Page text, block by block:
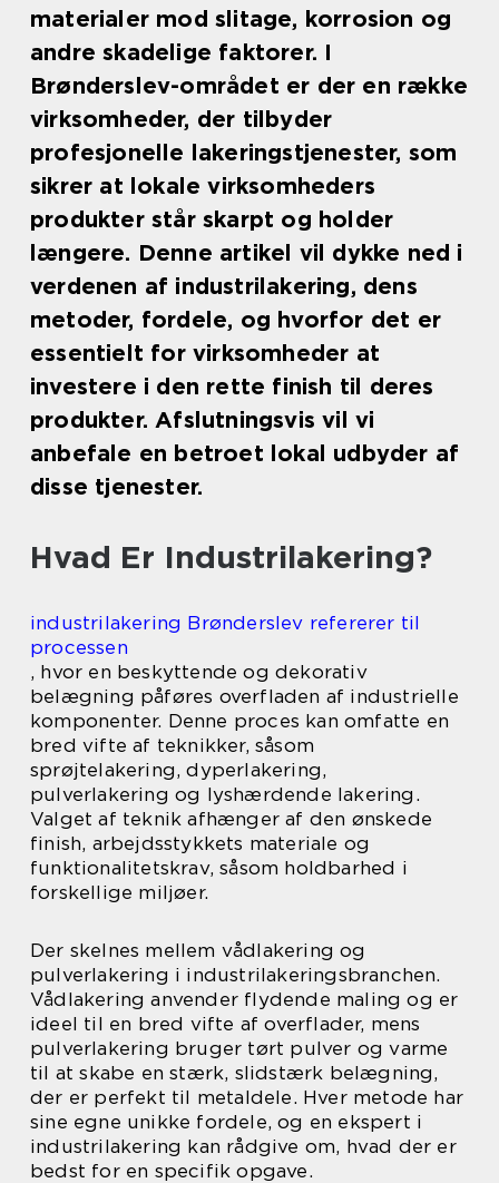
materialer mod slitage, korrosion og
andre skadelige faktorer. I
Brønderslev-området er der en række
virksomheder, der tilbyder
profesjonelle lakeringstjenester, som
sikrer at lokale virksomheders
produkter står skarpt og holder
længere. Denne artikel vil dykke ned i
verdenen af industrilakering, dens
metoder, fordele, og hvorfor det er
essentielt for virksomheder at
investere i den rette finish til deres
produkter. Afslutningsvis vil vi
anbefale en betroet lokal udbyder af
disse tjenester.
Hvad Er Industrilakering?
industrilakering Brønderslev refererer til
processen
, hvor en beskyttende og dekorativ
belægning påføres overfladen af industrielle
komponenter. Denne proces kan omfatte en
bred vifte af teknikker, såsom
sprøjtelakering, dyperlakering,
pulverlakering og lyshærdende lakering.
Valget af teknik afhænger af den ønskede
finish, arbejdsstykkets materiale og
funktionalitetskrav, såsom holdbarhed i
forskellige miljøer.
Der skelnes mellem vådlakering og
pulverlakering i industrilakeringsbranchen.
Vådlakering anvender flydende maling og er
ideel til en bred vifte af overflader, mens
pulverlakering bruger tørt pulver og varme
til at skabe en stærk, slidstærk belægning,
der er perfekt til metaldele. Hver metode har
sine egne unikke fordele, og en ekspert i
industrilakering kan rådgive om, hvad der er
bedst for en specifik opgave.